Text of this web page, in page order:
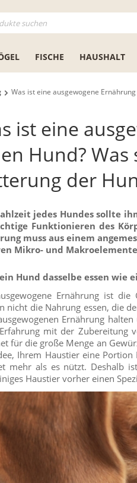
FISCHE HAUSHALT
Was ist eine ausgewogene
ist eine
Hund?
der
jedes Hundes sollte
Funktionieren des
muss aus einem
Mikro- und
Hund dasselbe essen wie
Ernährung ist
nicht die Nahrung essen, die
Ernährung
mit der Zubereitung
für die große Menge an
Ihrem Haustier eine
mehr als es nützt. Deshalb
Haustier vorher einen